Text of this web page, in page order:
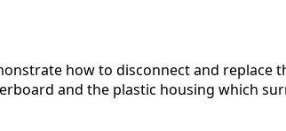
how to disconnect and replace
and the plastic housing which